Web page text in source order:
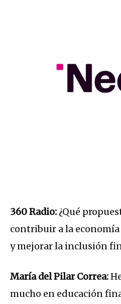
360 Radio: ¿Qué
contribuir a la
y mejorar la inclusión
María del Pilar Correa:
mucho en educación